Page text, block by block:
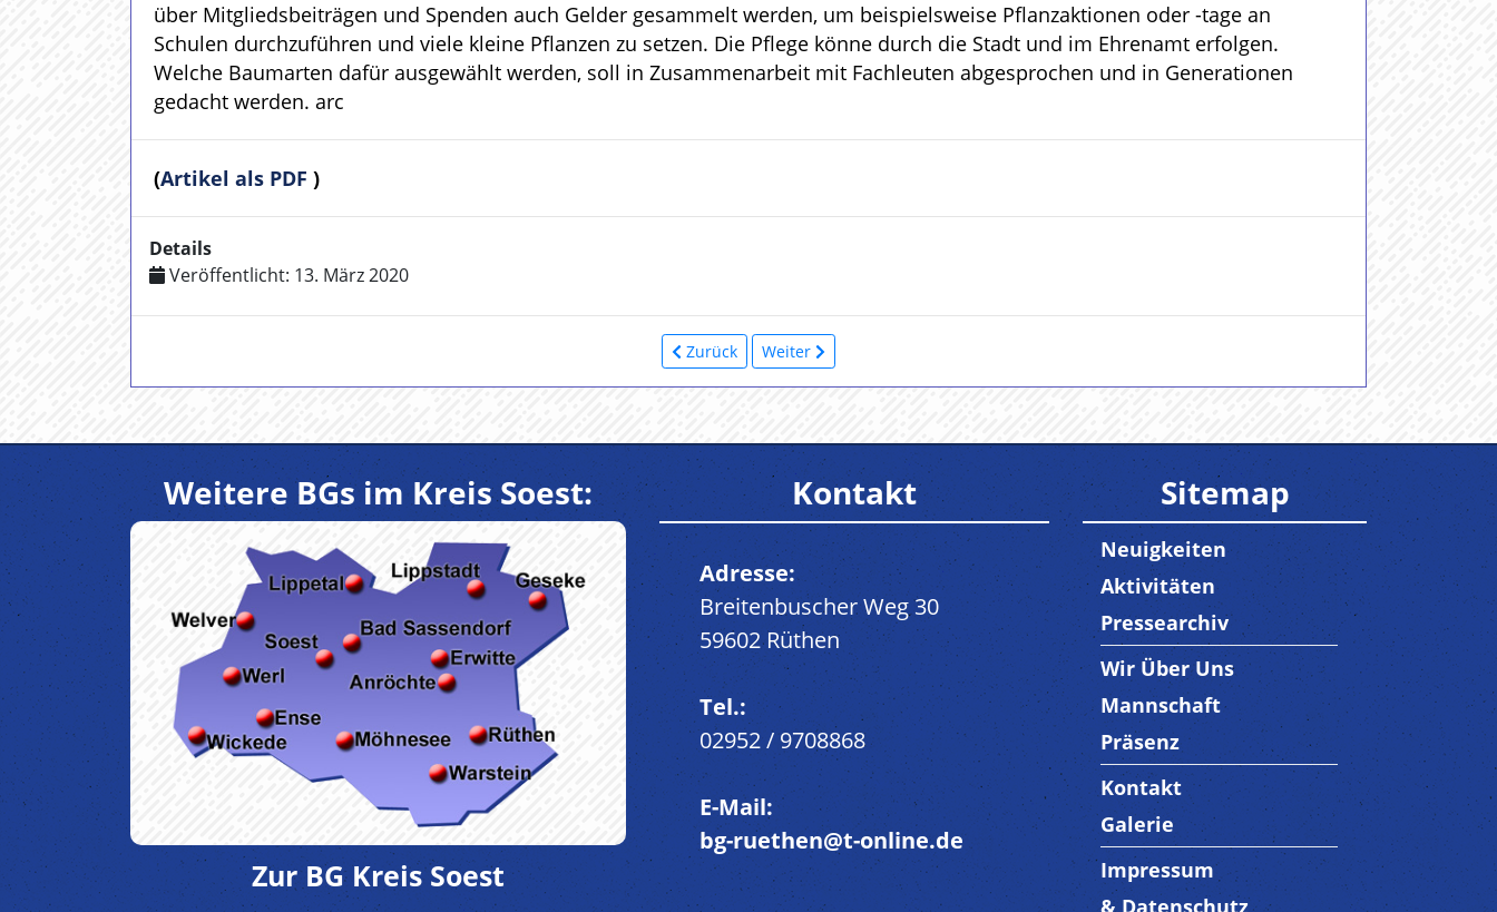
über Mitgliedsbeiträgen und Spenden auch Gelder gesammelt werden, um beispielsweise Pflanzaktionen oder -tage an
Schulen durchzuführen und viele kleine Pflanzen zu setzen. Die Pflege könne durch die Stadt und im Ehrenamt erfolgen.
Welche Baumarten dafür ausgewählt werden, soll in Zusammenarbeit mit Fachleuten abgesprochen und in Generationen
gedacht werden. arc
(Artikel als PDF )
Details
Veröffentlicht: 13. März 2020
Zurück Weiter
Weitere BGs im Kreis Soest:
Zur BG Kreis Soest
Kontakt
Adresse:
Breitenbuscher Weg 30
59602 Rüthen
Tel.:
02952 / 9708868
E-Mail:
bg-ruethen@t-online.de
Sitemap
Neuigkeiten
Aktivitäten
Pressearchiv
Trenner3
Wir Über Uns
Mannschaft
Präsenz
Trenner4
Kontakt
Galerie
Trenner 5
Impressum